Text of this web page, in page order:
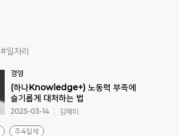
#일자리
경영
(하나Knowledge+) 노동력 부족에
슬기롭게 대처하는 법
주4일제
2025-03-14 김혜미